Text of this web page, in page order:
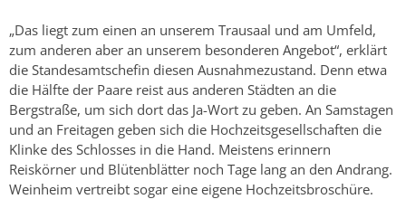
„Das liegt zum einen an unserem Trausaal und am Umfeld,
zum anderen aber an unserem besonderen Angebot“, erklärt
die Standesamtschefin diesen Ausnahmezustand. Denn etwa
die Hälfte der Paare reist aus anderen Städten an die
Bergstraße, um sich dort das Ja-Wort zu geben. An Samstagen
und an Freitagen geben sich die Hochzeitsgesellschaften die
Klinke des Schlosses in die Hand. Meistens erinnern
Reiskörner und Blütenblätter noch Tage lang an den Andrang.
Weinheim vertreibt sogar eine eigene Hochzeitsbroschüre.